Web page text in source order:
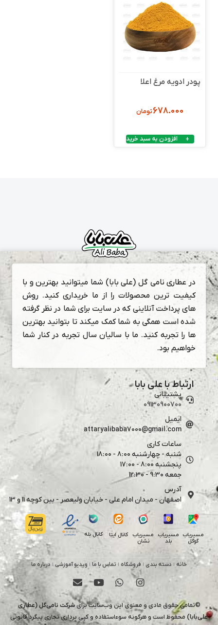
پودر ادویه مرغ اعلا
678.000تومان
افزودن به سبد خرید
در عطاری نامی گل (علی بابا) شما میتوانید بهترین و با
کیفیت ترین محصولات را از ما خریداری کنید. روش
های پرداخت آنلاینی که در سایت برای شما در نظر گرفته
شده است همگی به شما کمک میکند تا بتوانید بهترین
ها را تجربه کنید. ما با سالیان سال تجربه در کنار شما
خواهیم بود.
ارتباط با علی بابا
پشتیبانی
09130900700
ایمیل
attaryalibaba7000@gmail.com
ساعات کاری
شنبه - چهارشنبه 8:00 - 18:00
پنجشنبه 8:00 - 17:00
جمعه 9:30 - 12:30
آدرس
اصفهان - میدان امام علی - خیابان ولیعصر - بین کوچه 11 و 13
مسیریاب
گوگل
مسیریاب
بلد
مسیریاب
نشان
کانال ایتا کانال بله
خانه دسته بندی فروشگاه تماس با ما ویدیو آموزشی درباره ما
©تمامی حقوق مادی و معنوی این وب‌سایت برایشرکت نامی‌گل (عطاری
علی‌بابا) محفوظ است و هرگونه سوءاستفاده و کپی برداری تجاری پیگرد قانونی